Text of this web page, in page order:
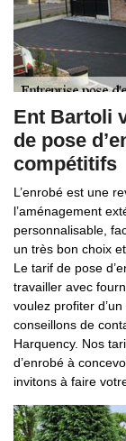
Ent Bartoli
de pose
compétitifs
L’enrobé est une
l’aménagement
personnalisable,
un très bon choix
Le tarif de pose
travailler avec
voulez profiter
conseillons de
Harquency. Nos
d’enrobé à
invitons à faire